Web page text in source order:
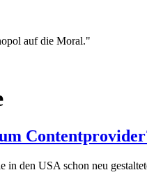
auf die Moral."
in den USA schon neu